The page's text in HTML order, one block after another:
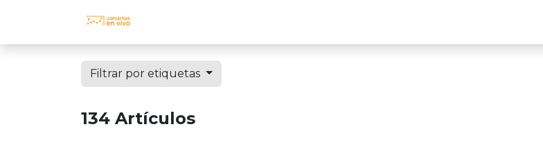
Filtrar por etiquetas
134 Artículos